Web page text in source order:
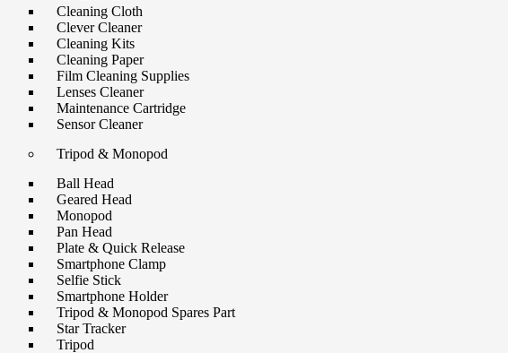
Cleaning Cloth
Clever Cleaner
Cleaning Kits
Cleaning Paper
Film Cleaning Supplies
Lenses Cleaner
Maintenance Cartridge
Sensor Cleaner
Tripod & Monopod
Ball Head
Geared Head
Monopod
Pan Head
Plate & Quick Release
Smartphone Clamp
Selfie Stick
Smartphone Holder
Tripod & Monopod Spares Part
Star Tracker
Tripod